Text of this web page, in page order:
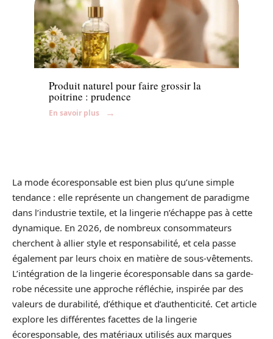
Beauté
Produit naturel pour faire grossir la
poitrine : prudence
En savoir plus
La mode écoresponsable est bien plus qu’une simple
tendance : elle représente un changement de paradigme
dans l’industrie textile, et la lingerie n’échappe pas à cette
dynamique. En 2026, de nombreux consommateurs
cherchent à allier style et responsabilité, et cela passe
également par leurs choix en matière de sous-vêtements.
L’intégration de la lingerie écoresponsable dans sa garde-
robe nécessite une approche réfléchie, inspirée par des
valeurs de durabilité, d’éthique et d’authenticité. Cet article
explore les différentes facettes de la lingerie
écoresponsable, des matériaux utilisés aux marques